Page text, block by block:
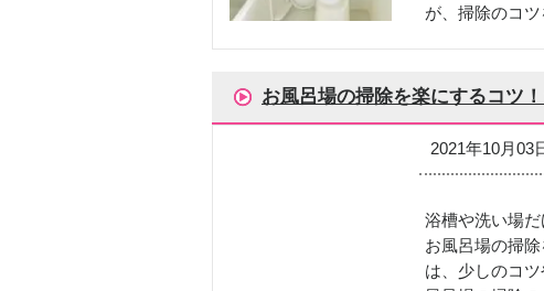
が、掃除のコ
お風呂場の掃除を楽にするコツ
2021年10月03
浴槽や洗い場だ
お風呂場の掃
は、少しのコ